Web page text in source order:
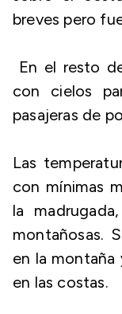
breves pero
En el resto
con cielos
pasajeras de
Las
con mínimas
la
montañosas.
en la montaña
en las costas.